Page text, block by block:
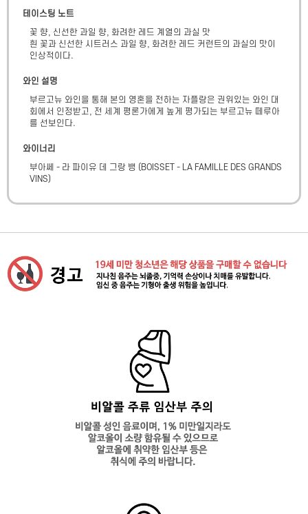
테이스팅 노트
꽃 향, 신선한 과일 향, 화려한 레드 계열의 과실 맛
흰 꽃과 신선한 시트러스 과일 향, 화려한 레드 커런트의 과실의 맛이
인상적이다.
와인 설명
부르고뉴 와인을 통해 본의 영혼을 전하는 자플랑은 권위있는 와인 대
회에서 인정받고, 전 세계 평론가에게 높게 평가되는 부르고뉴 떼루아
를 선보인다.
와이너리
부아쎄 - 라 파이유 데 그랑 뱅 ( BOISSET - LA FAMILLE DES GRANDS
VINS)